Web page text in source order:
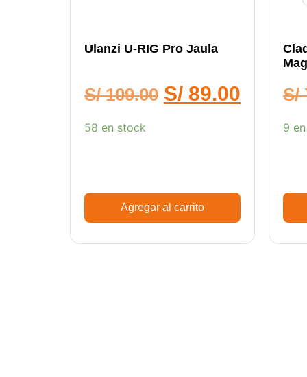
Ulanzi U-RIG Pro Jaula
S/109.00 S/ 89.00
58 en stock
Agregar al carrito
S/
9